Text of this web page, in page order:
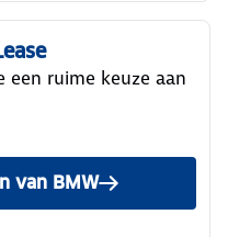
een ruime keuze aan
van BMW